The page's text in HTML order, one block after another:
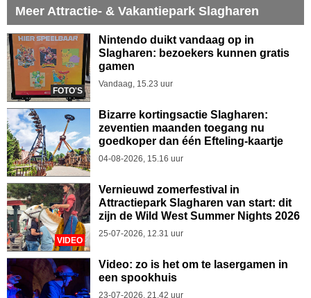
Meer Attractie- & Vakantiepark Slagharen
FOTO'S
Nintendo duikt vandaag op in
Slagharen: bezoekers kunnen gratis
gamen
Vandaag, 15.23 uur
Bizarre kortingsactie Slagharen:
zeventien maanden toegang nu
goedkoper dan één Efteling-kaartje
04-08-2026, 15.16 uur
VIDEO
Vernieuwd zomerfestival in
Attractiepark Slagharen van start: dit
zijn de Wild West Summer Nights 2026
25-07-2026, 12.31 uur
Video: zo is het om te lasergamen in
een spookhuis
23-07-2026, 21.42 uur